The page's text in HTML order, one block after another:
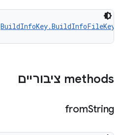
BuildInfoKey.BuildInfoFileKey
‫methods ציבוריים
fromString